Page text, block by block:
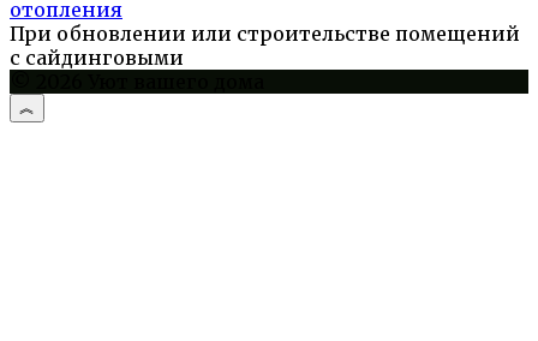
отопления
При обновлении или строительстве помещений
с сайдинговыми